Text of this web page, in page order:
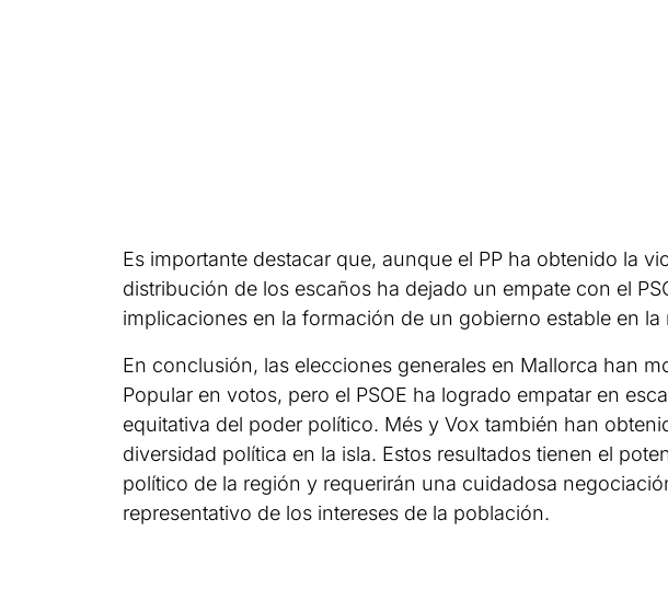
Es importante destacar que, aunque el PP ha obtenido la
distribución de los escaños ha dejado un empate con el
implicaciones en la formación de un gobierno estable en la
En conclusión, las elecciones generales en Mallorca han
Popular en votos, pero el PSOE ha logrado empatar en
equitativa del poder político. Més y Vox también han
diversidad política en la isla. Estos resultados tienen el
político de la región y requerirán una cuidadosa
representativo de los intereses de la población.